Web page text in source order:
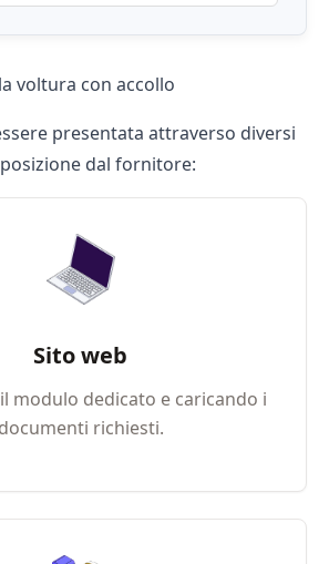
voltura con accollo
presentata attraverso diversi
dal fornitore:
Sito web
modulo dedicato e caricando i
documenti richiesti.